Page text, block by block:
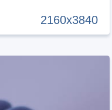
2160x3840